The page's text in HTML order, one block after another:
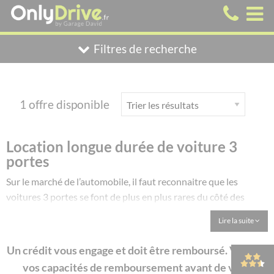
Filtres de recherche
1 offre disponible
Location longue durée de voiture 3
portes
Sur le marché de l’automobile, il faut reconnaitre que les
voitures 3 portes se font de plus en plus rares du côté des
constructeurs. Mis à part les modèles sportifs qui tentent de
les voitures 3 portes perdent du terrain. Entre les passagers à
l’arrière qui se plaignent de ne pas être à leur aise ou les
Lire la suite
Un crédit vous engage et doit être remboursé. Vérifiez
vos capacités de remboursement avant de vous